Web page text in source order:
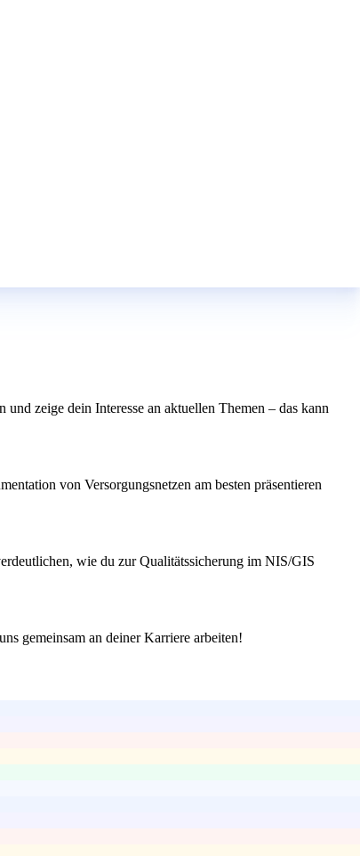
zeige dein Interesse an aktuellen Themen – das kann
von Versorgungsnetzen am besten präsentieren
wie du zur Qualitätssicherung im NIS/GIS
gemeinsam an deiner Karriere arbeiten!